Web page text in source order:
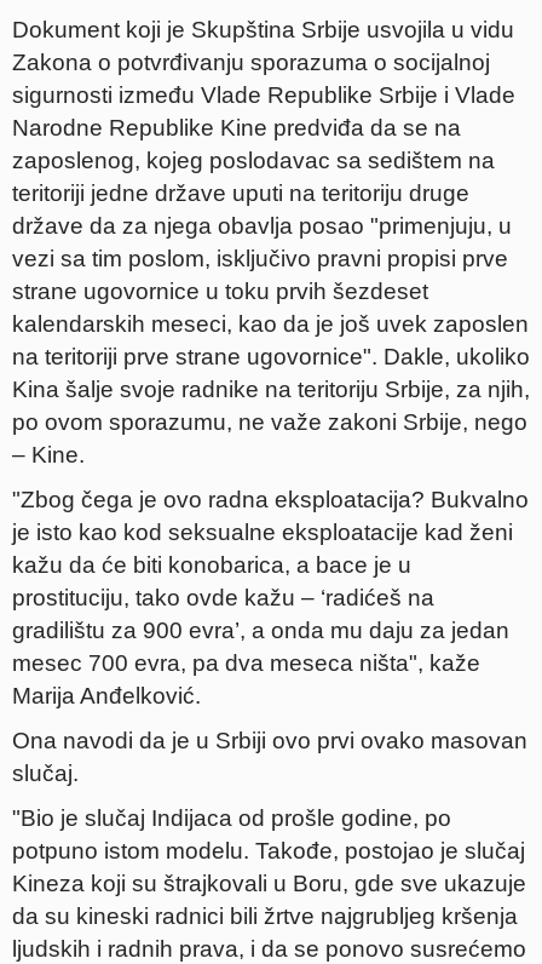
Dokument koji je Skupština Srbije usvojila u vidu
Zakona o potvrđivanju sporazuma o socijalnoj
sigurnosti između Vlade Republike Srbije i Vlade
Narodne Republike Kine predviđa da se na
zaposlenog, kojeg poslodavac sa sedištem na
teritoriji jedne države uputi na teritoriju druge
države da za njega obavlja posao "primenjuju, u
vezi sa tim poslom, isključivo pravni propisi prve
strane ugovornice u toku prvih šezdeset
kalendarskih meseci, kao da je još uvek zaposlen
na teritoriji prve strane ugovornice". Dakle, ukoliko
Kina šalje svoje radnike na teritoriju Srbije, za njih,
po ovom sporazumu, ne važe zakoni Srbije, nego
– Kine.
"Zbog čega je ovo radna eksploatacija? Bukvalno
je isto kao kod seksualne eksploatacije kad ženi
kažu da će biti konobarica, a bace je u
prostituciju, tako ovde kažu – ‘radićeš na
gradilištu za 900 evra’, a onda mu daju za jedan
mesec 700 evra, pa dva meseca ništa", kaže
Marija Anđelković.
Ona navodi da je u Srbiji ovo prvi ovako masovan
slučaj.
"Bio je slučaj Indijaca od prošle godine, po
potpuno istom modelu. Takođe, postojao je slučaj
Kineza koji su štrajkovali u Boru, gde sve ukazuje
da su kineski radnici bili žrtve najgrubljeg kršenja
ljudskih i radnih prava, i da se ponovo susrećemo